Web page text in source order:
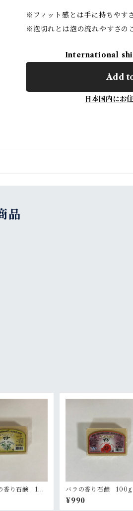
※フィット感とは手に持ちやす
※泡切れとは泡の流れやすさの
International
Add
日本国内にお
品
香り石鹸 100
バラの香り石鹸 100g
¥990